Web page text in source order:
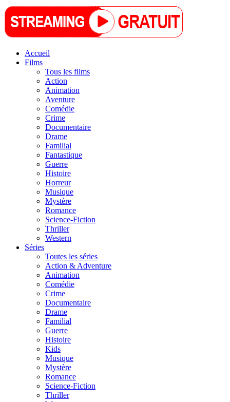
Accueil
Films
Tous les films
Action
Animation
Aventure
Comédie
Crime
Documentaire
Drame
Familial
Fantastique
Guerre
Histoire
Horreur
Musique
Mystère
Romance
Science-Fiction
Thriller
Western
Séries
Toutes les séries
Action & Adventure
Animation
Comédie
Crime
Documentaire
Drame
Familial
Guerre
Histoire
Kids
Musique
Mystère
Romance
Science-Fiction
Thriller